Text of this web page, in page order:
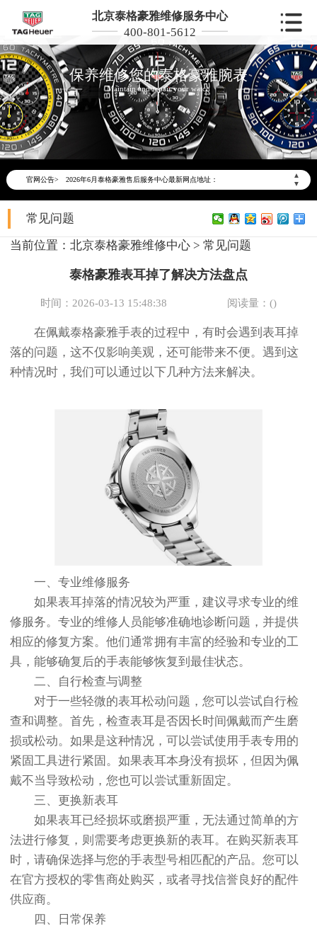
北京泰格豪雅维修服务中心
400-801-5612
保养维修您的泰格豪雅腕表
Maintain and repair your watch
官网公告>
▲
▼
2026年6月泰格豪雅北京市售后服务网络优化升级公告
2026年6月北京市泰格豪雅官方售后客户服务热线：400-801-5612
2026年6月泰格豪雅售后服务中心最新网点地址：
北京市东城区东长安街1号东方广场写字楼W3座6层602室（需提前预约）
北京市朝阳区建国门外大街甲6号华熙国际中心写字楼D座11层1102室（需提前预约）
节假日正常营业！
常见问题
当前位置： 北京泰格豪雅维修中心 > 常见问题
泰格豪雅表耳掉了解决方法盘点
时间：2026-03-13 15:48:38 阅读量：()
在佩戴泰格豪雅手表的过程中，有时会遇到表耳掉
落的问题，这不仅影响美观，还可能带来不便。遇到这
种情况时，我们可以通过以下几种方法来解决。
一、专业维修服务
如果表耳掉落的情况较为严重，建议寻求专业的维
修服务。专业的维修人员能够准确地诊断问题，并提供
相应的修复方案。他们通常拥有丰富的经验和专业的工
具，能够确复后的手表能够恢复到最佳状态。
二、自行检查与调整
对于一些轻微的表耳松动问题，您可以尝试自行检
查和调整。首先，检查表耳是否因长时间佩戴而产生磨
损或松动。如果是这种情况，可以尝试使用手表专用的
紧固工具进行紧固。如果表耳本身没有损坏，但因为佩
戴不当导致松动，您也可以尝试重新固定。
三、更换新表耳
如果表耳已经损坏或磨损严重，无法通过简单的方
法进行修复，则需要考虑更换新的表耳。在购买新表耳
时，请确保选择与您的手表型号相匹配的产品。您可以
在官方授权的零售商处购买，或者寻找信誉良好的配件
供应商。
四、日常保养